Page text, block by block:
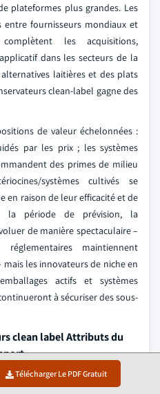
Télécharger Le PDF Gratuit
plateformes plus grandes. Les
entre fournisseurs mondiaux et
les acquisitions,
dans les secteurs de la
laitières et des plats
clean-label gagne des
de valeur échelonnées :
par les prix ; les systèmes
des primes de milieu
systèmes cultivés se
en raison de leur efficacité et de
la période de prévision, la
de manière spectaculaire –
maintiennent
les innovateurs de niche en
actifs et systèmes
à sécuriser des sous-
clean label Attributs du